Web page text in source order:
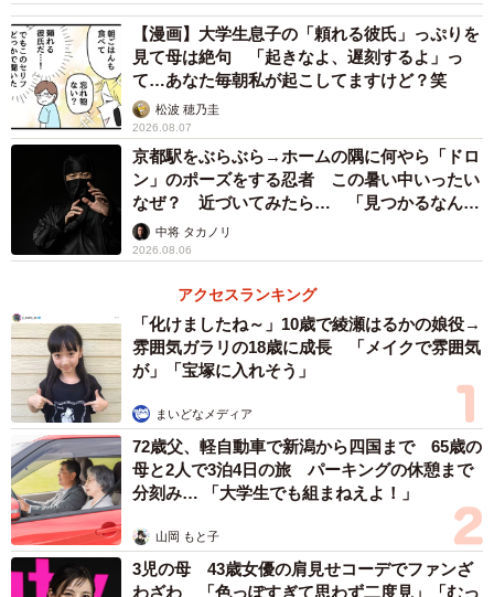
【漫画】大学生息子の「頼れる彼氏」っぷりを
見て母は絶句 「起きなよ、遅刻するよ」っ
て…あなた毎朝私が起こしてますけど？笑
松波 穂乃圭
2026.08.07
京都駅をぶらぶら→ホームの隅に何やら「ドロ
ン」のポーズをする忍者 この暑い中いったい
なぜ？ 近づいてみたら… 「見つかるなんて
未熟」中将 タカノリ
2026.08.06
アクセスランキング
「化けましたね～」10歳で綾瀬はるかの娘役→
雰囲気ガラリの18歳に成長 「メイクで雰囲気
が」「宝塚に入れそう」
まいどなメディア
72歳父、軽自動車で新潟から四国まで 65歳の
母と2人で3泊4日の旅 パーキングの休憩まで
分刻み… 「大学生でも組まねえよ！」
山岡 もと子
3児の母 43歳女優の肩見せコーデでファンざ
わざわ 「色っぽすぎて思わず二度見」「むっ